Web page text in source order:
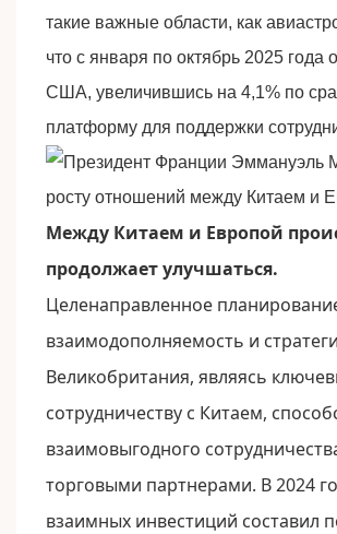
такие важные области, как
что с января по октябрь 2025
США, увеличившись на 4,1% по
платформу для поддержки
Между Китаем и Европой
продолжает улучшаться.
Целенаправленное
взаимодополняемость и
Великобритания, являясь
сотрудничеству с Китаем,
взаимовыгодного
торговыми партнерами. В 2024
взаимных инвестиций